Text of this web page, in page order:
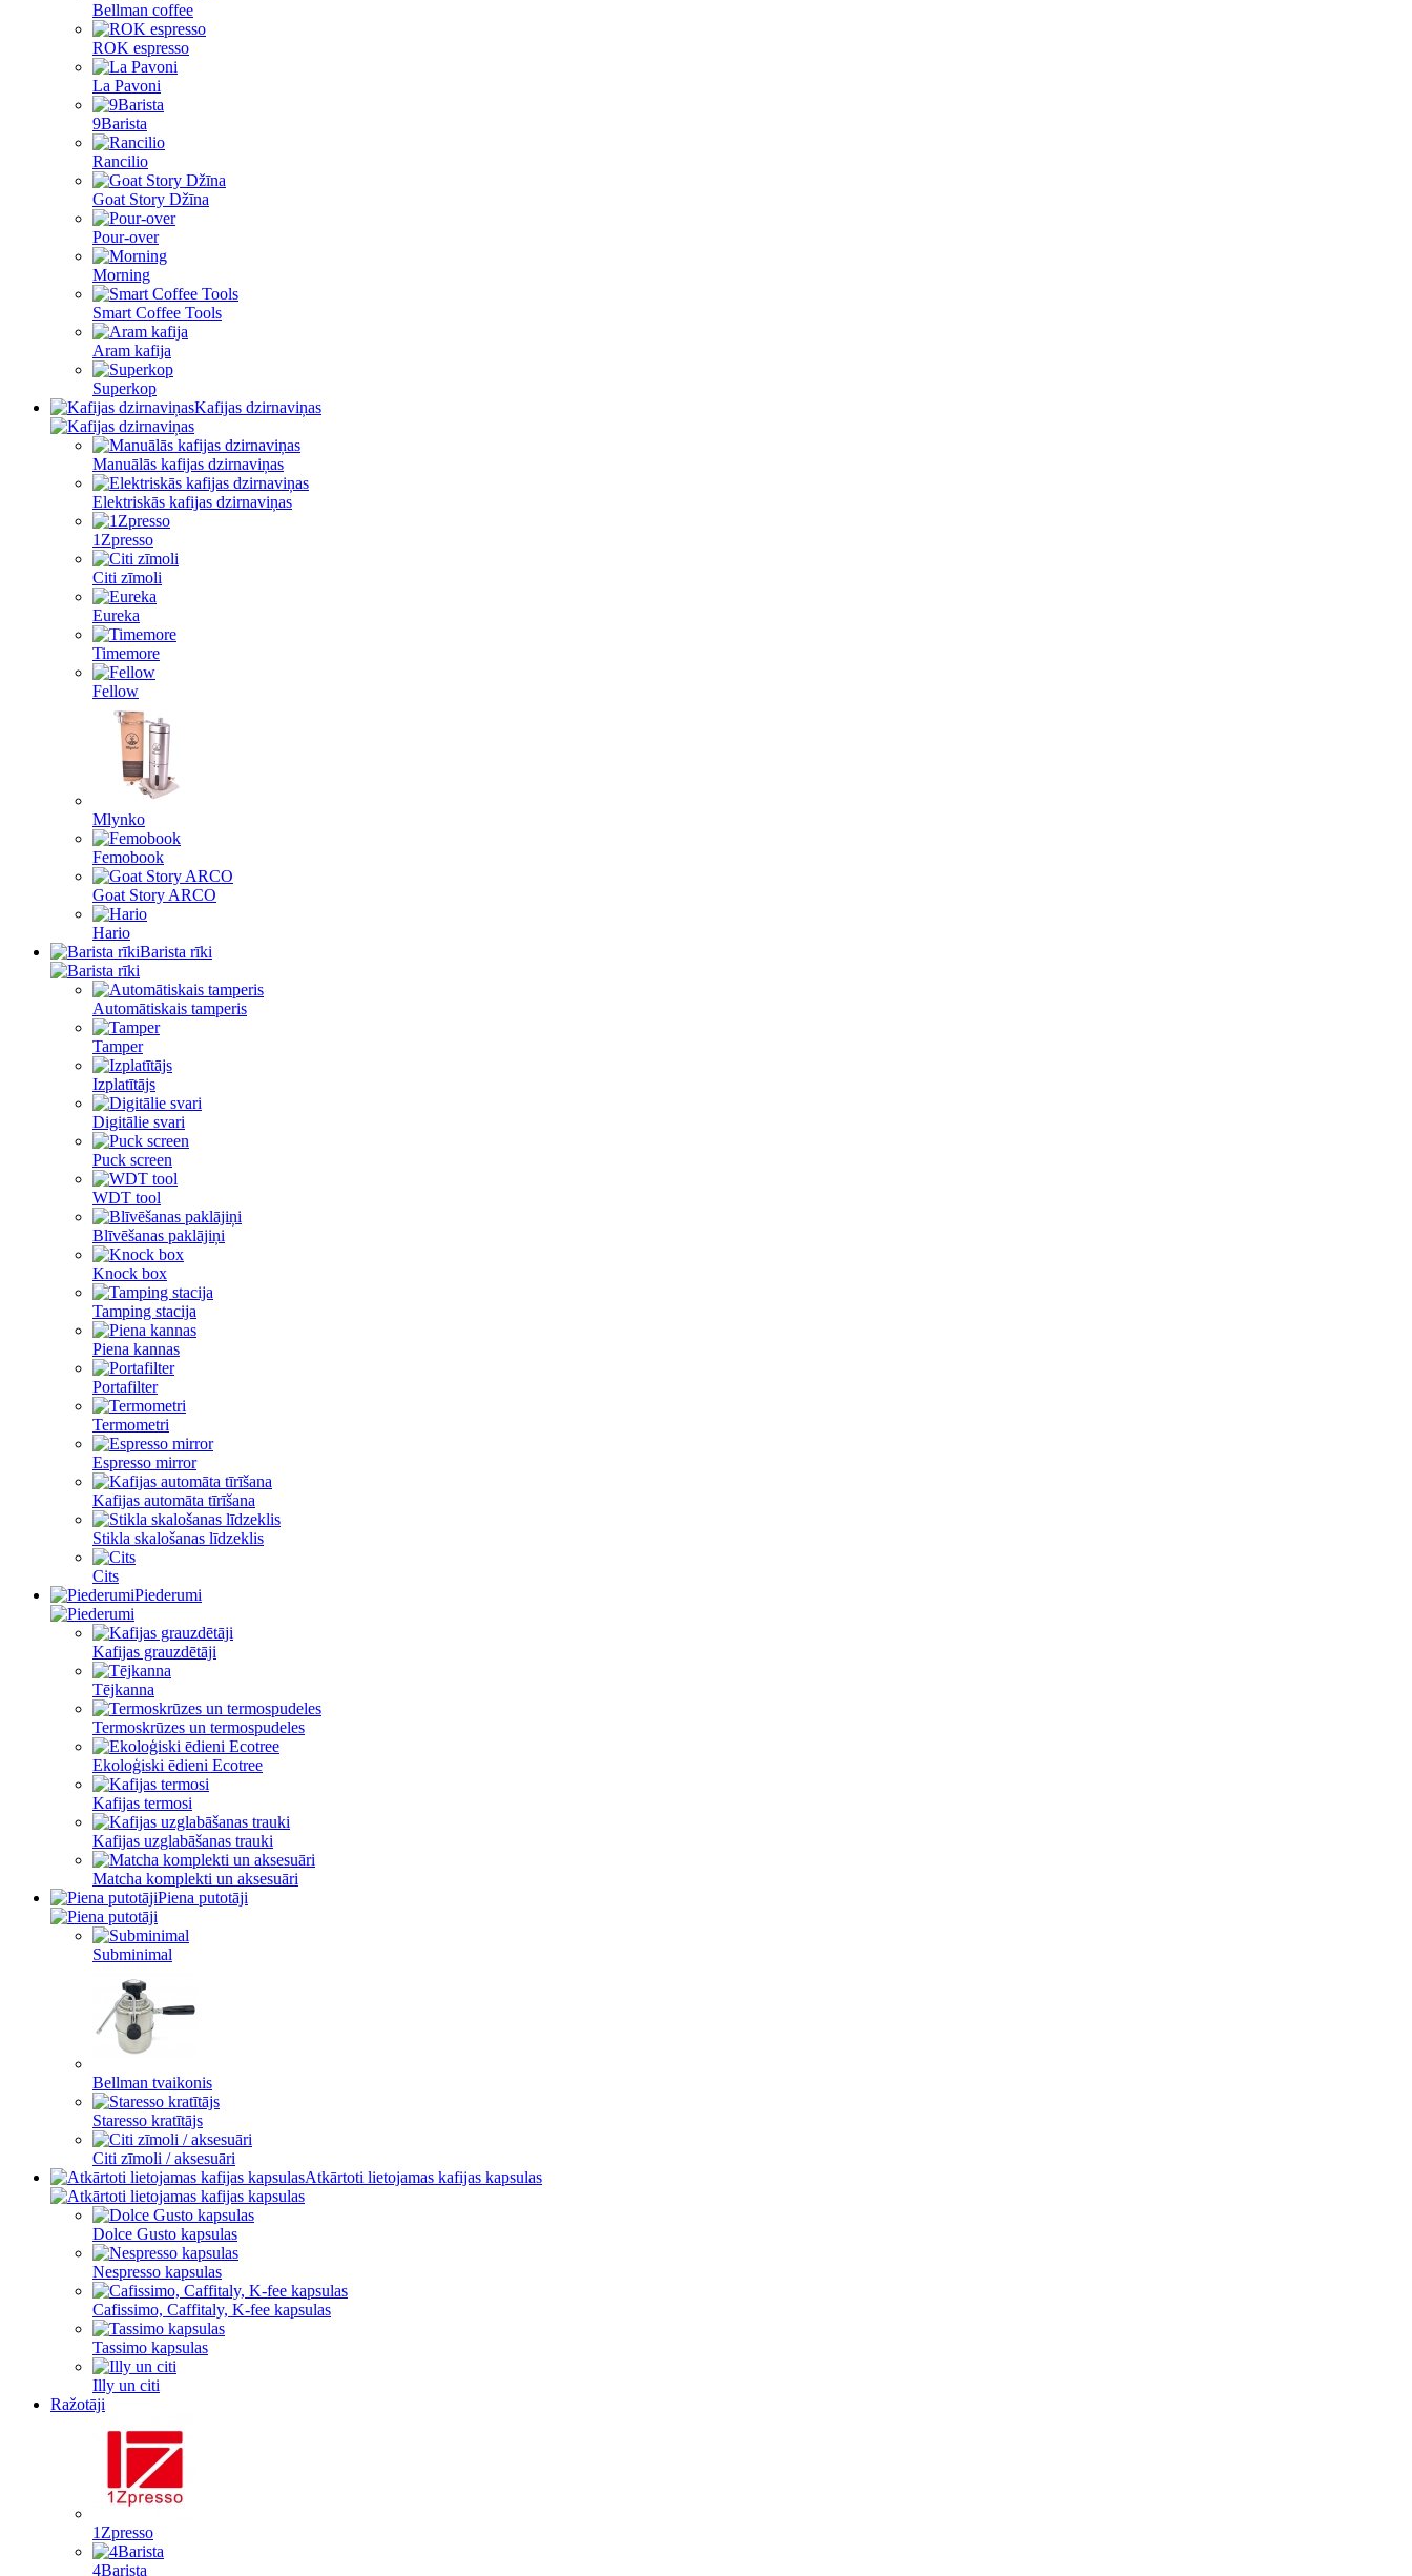
Bellman coffee
ROK espresso
La Pavoni
9Barista
Rancilio
Goat Story Džīna
Pour-over
Morning
Smart Coffee Tools
Aram kafija
Superkop
Kafijas dzirnaviņas
Manuālās kafijas dzirnaviņas
Elektriskās kafijas dzirnaviņas
1Zpresso
Citi zīmoli
Eureka
Timemore
Fellow
Mlynko
Femobook
Goat Story ARCO
Hario
Barista rīki
Automātiskais tamperis
Tamper
Izplatītājs
Digitālie svari
Puck screen
WDT tool
Blīvēšanas paklājiņi
Knock box
Tamping stacija
Piena kannas
Portafilter
Termometri
Espresso mirror
Kafijas automāta tīrīšana
Stikla skalošanas līdzeklis
Cits
Piederumi
Kafijas grauzdētāji
Tējkanna
Termoskrūzes un termospudeles
Ekoloģiski ēdieni Ecotree
Kafijas termosi
Kafijas uzglabāšanas trauki
Matcha komplekti un aksesuāri
Piena putotāji
Subminimal
Bellman tvaikonis
Staresso kratītājs
Citi zīmoli / aksesuāri
Atkārtoti lietojamas kafijas kapsulas
Dolce Gusto kapsulas
Nespresso kapsulas
Cafissimo, Caffitaly, K-fee kapsulas
Tassimo kapsulas
Illy un citi
Ražotāji
1Zpresso
4Barista